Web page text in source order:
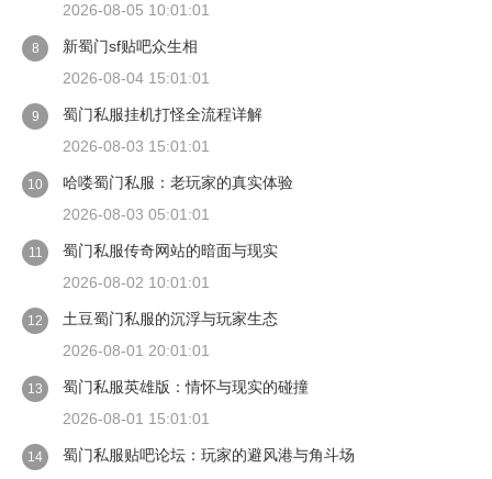
2026-08-05 10:01:01
8
新蜀门sf贴吧众生相
2026-08-04 15:01:01
9
蜀门私服挂机打怪全流程详解
2026-08-03 15:01:01
10
哈喽蜀门私服：老玩家的真实体验
2026-08-03 05:01:01
11
蜀门私服传奇网站的暗面与现实
2026-08-02 10:01:01
12
土豆蜀门私服的沉浮与玩家生态
2026-08-01 20:01:01
13
蜀门私服英雄版：情怀与现实的碰撞
2026-08-01 15:01:01
14
蜀门私服贴吧论坛：玩家的避风港与角斗场